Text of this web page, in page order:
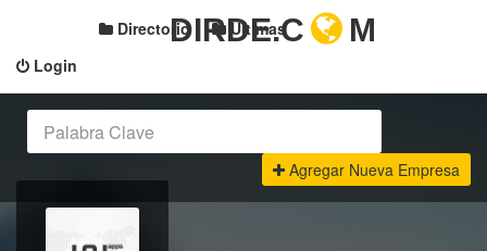
Login
Directorio Últimas
DIRDE.C M
Agregar Nueva Empresa